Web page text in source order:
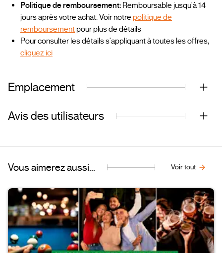
Politique de remboursement: Remboursable jusqu'à 14
jours après votre achat. Voir notre politique de
remboursementpour plus de détails
Pour consulter les détails s'appliquant à toutes les offres,
cliquez ici
Emplacement
Avis des utilisateurs
Vous aimerez aussi... Voir tout